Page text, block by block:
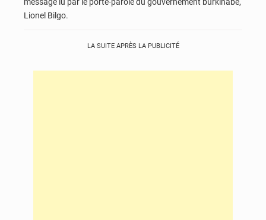
Lionel Bilgo.
LA SUITE APRÈS LA PUBLICITÉ